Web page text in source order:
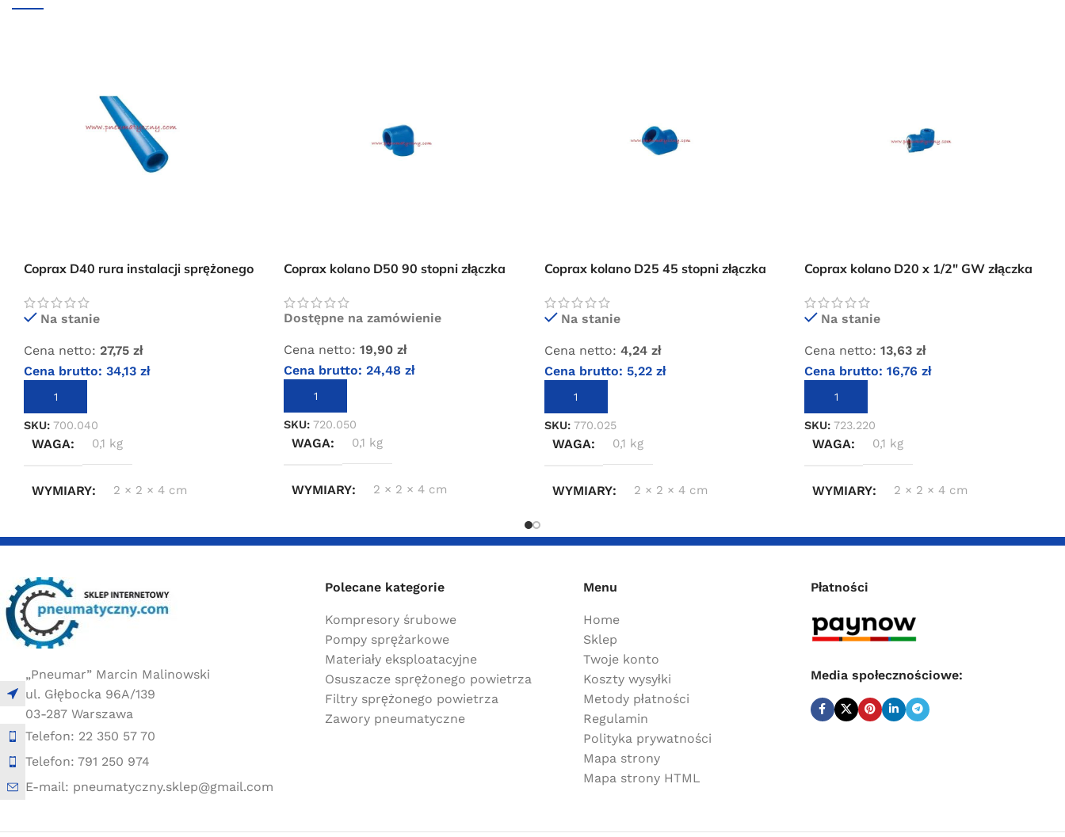
Coprax D40 rura instalacji sprężonego
Na stanie
Cena netto: 27,75 zł
Cena brutto: 34,13 zł
DODAJ DO KOSZYKA
SKU: 700.040
WAGA 0,1 kg
WYMIARY 2 × 2 × 4 cm
Coprax kolano D50 90 stopni złączka
Dostępne na zamówienie
Cena netto: 19,90zł
Cena brutto:24,48zł
DODAJ DO KOSZYKA
SKU: 720.050
WAGA 0,1 kg
WYMIARY 2 × 2 × 4 cm
Coprax kolano D25 45 stopni złączka
Na stanie
Cena netto: 4,24 zł
Cena brutto: 5,22 zł
DODAJ DO KOSZYKA
SKU: 770.025
WAGA 0,1 kg
WYMIARY 2 × 2 × 4 cm
Coprax kolano D20 x 1/2″ GW złączka
Na stanie
Cena netto: 13,63zł
Cena brutto:16,76zł
DODAJ DO KOSZYKA
SKU: 723.220
WAGA 0,1 kg
WYMIARY 2 × 2 × 4 cm
„Pneumar” Marcin Malinowski
ul. Głębocka 96A/139
03-287 Warszawa
Telefon: 22 350 57 70
Telefon: 791 250 974
E-mail: pneumatyczny.sklep@gmail.com
Polecane kategorie
Kompresory śrubowe
Pompy sprężarkowe
Materiały eksploatacyjne
Osuszacze sprężonego powietrza
Filtry sprężonego powietrza
Zawory pneumatyczne
Menu
Home
Sklep
Twoje konto
Koszty wysyłki
Metody płatności
Regulamin
Polityka prywatności
Mapa strony
Mapa strony HTML
Płatności
Media społecznościowe: